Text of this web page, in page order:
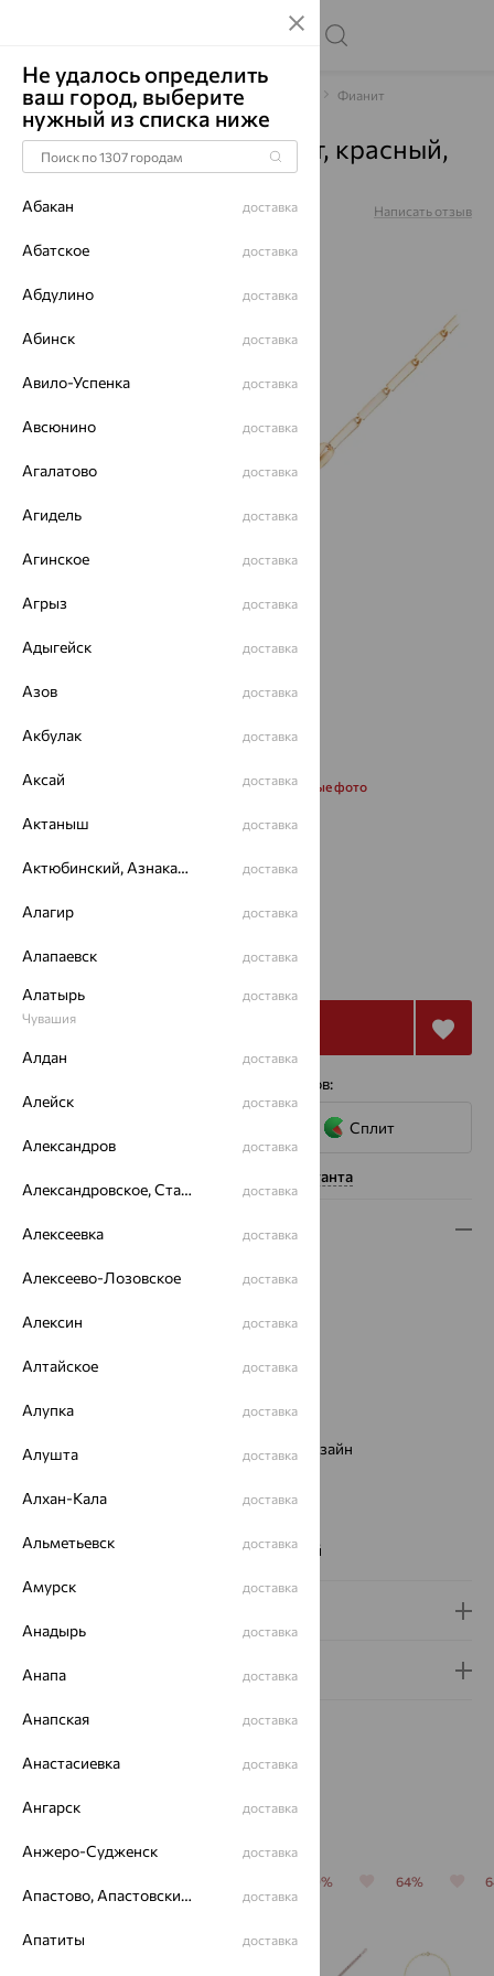
Главная Каталог Браслеты декоративные Фианит
Браслет, золото, фианит, красный,
бр184-01
Артикул: Написать отзыв
Запросить дополнительные фото
от 38 580 128 600
с помощью сервисов:
Сплит
Нужна помощь консультанта
Описание
Вид изделия:
Металл:
Проба:585
Вставка:
Виды дизайна браслетов:
Европейский дизайн
Цвет вставки:
Наименование цвета вставки:
Бесцветный
Гарантия и возврат
Похожие изделия
70% 64%
Не удалось определить
ваш город, выберите
нужный из списка ниже
Абакан доставка
Абатское доставка
Абдулино доставка
Абинск доставка
Авило-Успенка доставка
Авсюнино доставка
Агалатово доставка
Агидель доставка
Агинское доставка
Агрыз доставка
Адыгейск доставка
Азов доставка
Акбулак доставка
Аксай доставка
Актаныш доставка
Актюбинский, Азнакаевский район доставка
Алагир доставка
Алапаевск доставка
Алатырь
Чувашия
доставка
Алдан доставка
Алейск доставка
Александров доставка
Александровское, Ставропольский край доставка
Алексеевка доставка
Алексеево-Лозовское доставка
Алексин доставка
Алтайское доставка
Алупка доставка
Алушта доставка
Алхан-Кала доставка
Альметьевск доставка
Амурск доставка
Анадырь доставка
Анапа доставка
Анапская доставка
Анастасиевка доставка
Ангарск доставка
Анжеро-Судженск доставка
Апастово, Апастовский район доставка
Апатиты доставка